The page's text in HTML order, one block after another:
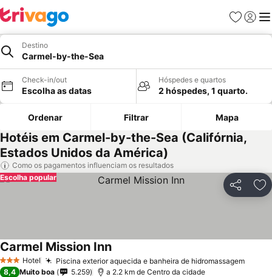
Favoritos
Iniciar
Destino
Carmel-by-the-Sea
Check-in/out
Escolha as datas
Hóspedes e quartos
2 hóspedes, 1 quarto.
Ordenar Filtrar Mapa
Hotéis em Carmel-by-the-Sea (Califórnia,
Estados Unidos da América)
Como os pagamentos influenciam os resultados
Partilhar
Escolha popular
3 EstrelasHotel Piscina exterior aquecida e banheira de hidromassagem
Carmel Mission Inn
8,4 Muito boa 5.259 a 2.2 km de Centro da cidade